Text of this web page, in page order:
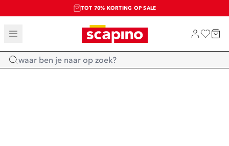
TOT 70% KORTING OP SALE
SALE: LAATSTE KANS!
SHOP NIEUW
Home